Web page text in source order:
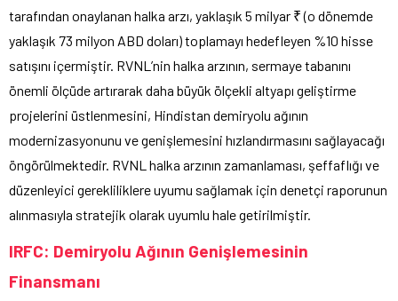
tarafından onaylanan halka arzı, yaklaşık 5 milyar ₹ (o dönemde
yaklaşık 73 milyon ABD doları) toplamayı hedefleyen %10 hisse
satışını içermiştir. RVNL’nin halka arzının, sermaye tabanını
önemli ölçüde artırarak daha büyük ölçekli altyapı geliştirme
projelerini üstlenmesini, Hindistan demiryolu ağının
modernizasyonunu ve genişlemesini hızlandırmasını sağlayacağı
öngörülmektedir. RVNL halka arzının zamanlaması, şeffaflığı ve
düzenleyici gerekliliklere uyumu sağlamak için denetçi raporunun
alınmasıyla stratejik olarak uyumlu hale getirilmiştir.
IRFC: Demiryolu Ağının Genişlemesinin
Finansmanı